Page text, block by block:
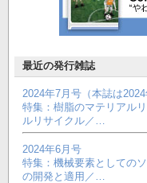
最近の発行雑誌
2024年7月号（本誌は
特集：樹脂のマテリアル
ルリサイクル／…
2024年6月号
特集：機械要素としての
の開発と適用／…